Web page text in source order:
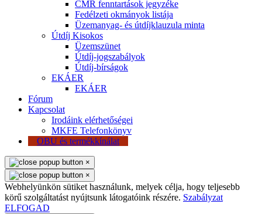
CMR fenntartások jegyzéke
Fedélzeti okmányok listája
Üzemanyag- és útdíjklauzula minta
Útdíj Kisokos
Üzemszünet
Útdíj-jogszabályok
Útdíj-bírságok
EKÁER
EKÁER
Fórum
Kapcsolat
Irodáink elérhetőségei
MKFE Telefonkönyv
OBU és termékkínálat
×
×
Webhelyünkön sütiket használunk, melyek célja, hogy teljesebb
körű szolgáltatást nyújtsunk látogatóink részére. Szabályzat
ELFOGAD